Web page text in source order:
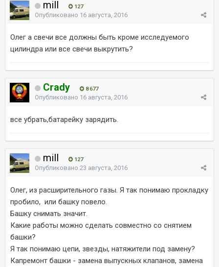
mill 127
Опубликовано 16 августа, 2016
Олег а свечи все должны быть кроме исследуемого
цилиндра или все свечи выкрутить?
Crady 8 677
Опубликовано 16 августа, 2016
все убрать,батарейку зарядить.
mill 127
Опубликовано 23 августа, 2016
Олег, из расширительного газы. Я так понимаю прокладку
пробило, или башку повело.
Башку снимать значит.
Какие работы можно сделать совместно со снятием
башки?
Я так понимаю цепи, звезды, натяжители под замену?
Капремонт башки - замена выпускных клапанов, замена